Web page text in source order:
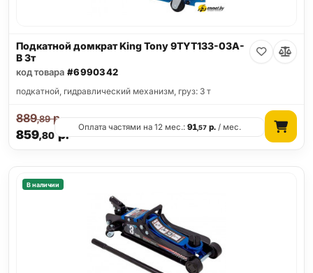
Подкатной домкрат King Tony 9TYT133-03A-
B 3т
код товара #6990342
подкатной, гидравлический механизм, груз: 3 т
859,80р.
889,89р.
Оплата частями на 12 мес.:91,57 р. / мес.
В наличии